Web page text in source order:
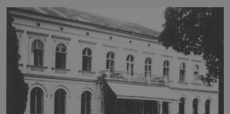
jednoduchost, měkkost a bezpečí, proto by pokoj
miminka měl působit především klidně a útulně.
Předškolní věk je